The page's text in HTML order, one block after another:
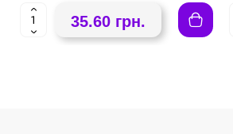
35.60 грн.